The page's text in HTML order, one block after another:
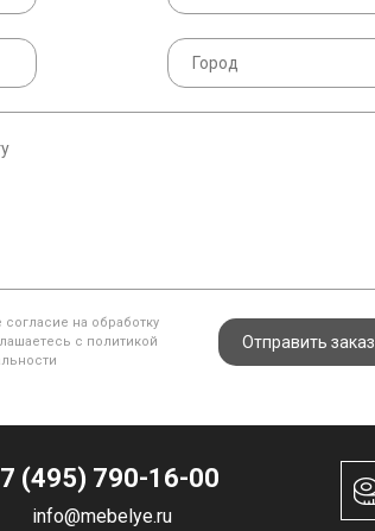
на обработку
с политикой
Отправить заказ
(495) 790-16-00
info@mebelye.ru